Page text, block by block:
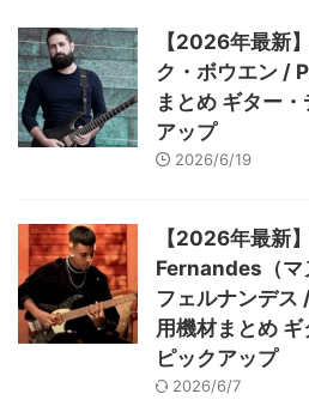
【2026年最新
ク・ボウエン /
まとめ ギター
アップ
2026/6/19
【2026年最新
Fernandes（マ
フェルナンデ
用機材まとめ
ピックアップ
2026/6/7